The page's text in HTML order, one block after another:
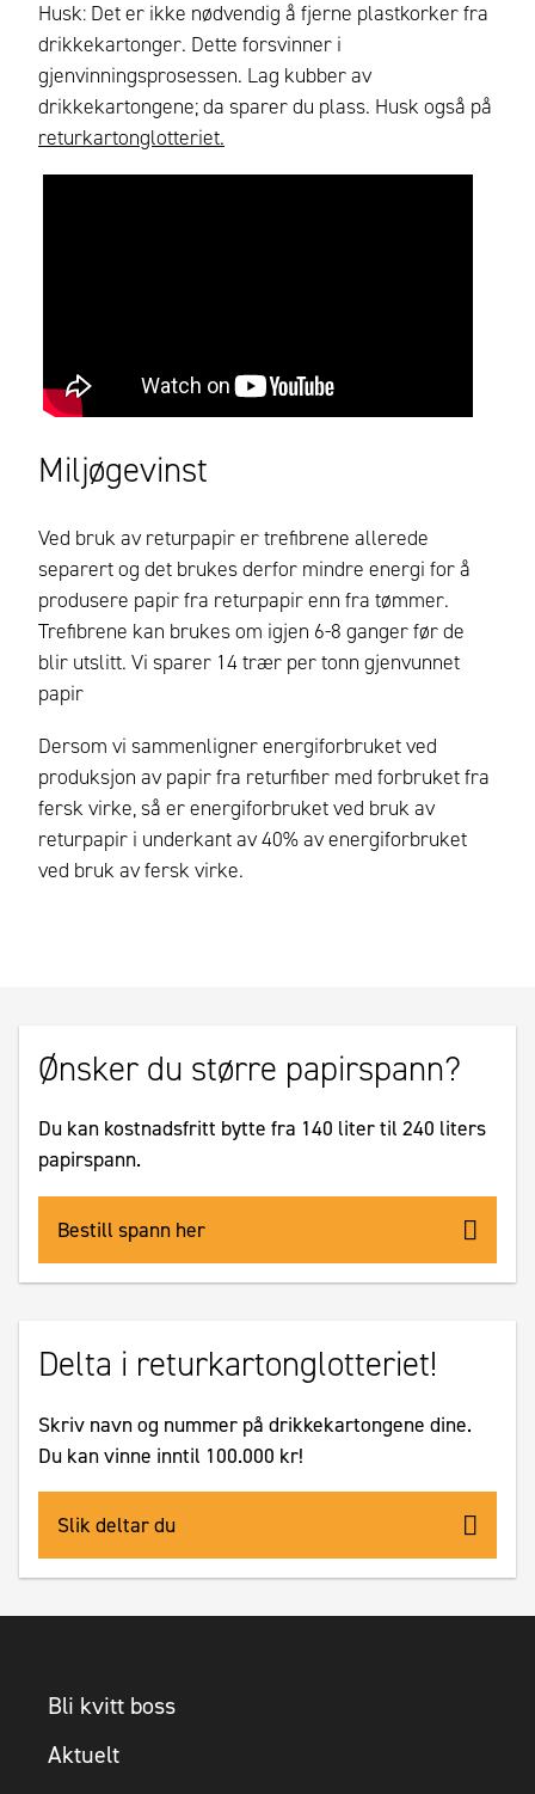
Husk: Det er ikke nødvendig å fjerne plastkorker fra
drikkekartonger. Dette forsvinner i
gjenvinningsprosessen. Lag kubber av
drikkekartongene; da sparer du plass. Husk også på
returkartonglotteriet.
Miljøgevinst
Ved bruk av returpapir er trefibrene allerede
separert og det brukes derfor mindre energi for å
produsere papir fra returpapir enn fra tømmer.
Trefibrene kan brukes om igjen 6-8 ganger før de
blir utslitt. Vi sparer 14 trær per tonn gjenvunnet
papir
Dersom vi sammenligner energiforbruket ved
produksjon av papir fra returfiber med forbruket fra
fersk virke, så er energiforbruket ved bruk av
returpapir i underkant av 40% av energiforbruket
ved bruk av fersk virke.
Ønsker du større papirspann?
Du kan kostnadsfritt bytte fra 140 liter til 240 liters
papirspann.
Bestill spann her
Delta i returkartonglotteriet!
Skriv navn og nummer på drikkekartongene dine.
Du kan vinne inntil 100.000 kr!
Slik deltar du
Bli kvitt boss
Aktuelt